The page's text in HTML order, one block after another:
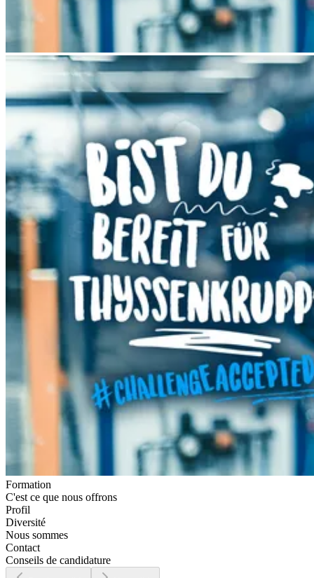
Formation
C'est ce que nous offrons
Profil
Diversité
Nous sommes
Contact
Conseils de candidature